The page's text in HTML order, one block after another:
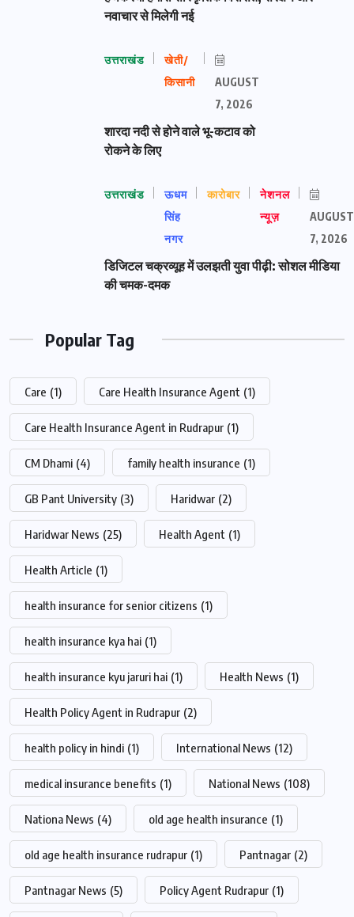
नवाचार से मिलेगी नई
उत्तराखंड
खेती/
किसानी
AUGUST
7, 2026
शारदा नदी से होने वाले भू-कटाव को
रोकने के लिए
उत्तराखंड
ऊधम
सिंह
नगर
कारोबार
नेशनल
न्यूज़
AUGUST
7, 2026
डिजिटल चक्रव्यूह में उलझती युवा पीढ़ी: सोशल मीडिया
की चमक-दमक
Popular Tag
Care (1) Care Health Insurance Agent (1)
Care Health Insurance Agent in Rudrapur (1)
CM Dhami (4) family health insurance (1)
GB Pant University (3) Haridwar (2)
Haridwar News (25) Health Agent (1)
Health Article (1)
health insurance for senior citizens (1)
health insurance kya hai (1)
health insurance kyu jaruri hai (1) Health News (1)
Health Policy Agent in Rudrapur (2)
health policy in hindi (1) International News (12)
medical insurance benefits (1) National News (108)
Nationa News (4) old age health insurance (1)
old age health insurance rudrapur (1) Pantnagar (2)
Pantnagar News (5) Policy Agent Rudrapur (1)